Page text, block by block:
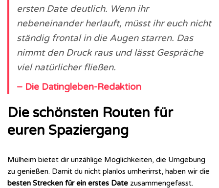
ersten Date deutlich. Wenn ihr
nebeneinander herlauft, müsst ihr euch nicht
ständig frontal in die Augen starren. Das
nimmt den Druck raus und lässt Gespräche
viel natürlicher fließen.
– Die Datingleben-Redaktion
Die schönsten Routen für
euren Spaziergang
Mülheim bietet dir unzählige Möglichkeiten, die Umgebung
zu genießen. Damit du nicht planlos umherirrst, haben wir die
besten Strecken für ein erstes Date zusammengefasst.